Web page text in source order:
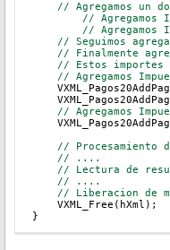
// Agregamos un
// Agregamos
// Agregamos
// Seguimos
// Finalmente
// Estos importes
// Agregamos
// Agregamos
// Procesamiento
// ....
// Lectura de
// ....
// Liberacion de
    VXML_Free(hXml);
}